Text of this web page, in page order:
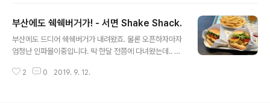
격도 싼 편이라 보기엔 좀 애매해서, 아마 다시 먹진 않을
듯 해요.
부산에도 쉑쉑버거가! - 서면 Shake Shack.
부산에도 드디어 쉑쉑버거가 내려왔죠. 물론 오픈하자마자
엄청난 인파몰이중입니다. 딱 한달 전쯤에 다녀왔는데.. 아
지 않았나 싶은... 덕분에 오픈하자마자 들어갈 수 있었습니
2 0 2019. 9. 12.